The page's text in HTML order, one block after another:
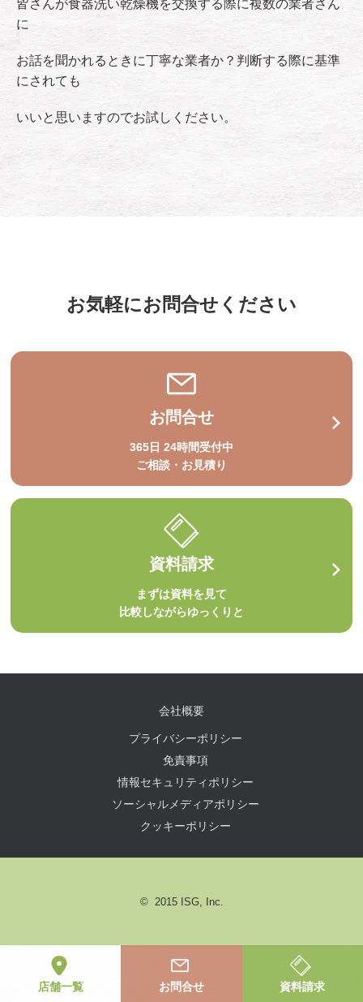
皆さんが食器洗い乾燥機を交換する際に複数の業者さん
に
お話を聞かれるときに丁寧な業者か？判断する際に基準
にされても
いいと思いますのでお試しください。
お気軽にお問合せください
お問合せ
365日 24時間受付中
ご相談・お見積り
資料請求
まずは資料を見て
比較しながらゆっくりと
会社概要
プライバシーポリシー
免責事項
情報セキュリティポリシー
ソーシャルメディアポリシー
クッキーポリシー
© 2015 ISG, Inc.
店舗一覧 お問合せ 資料請求